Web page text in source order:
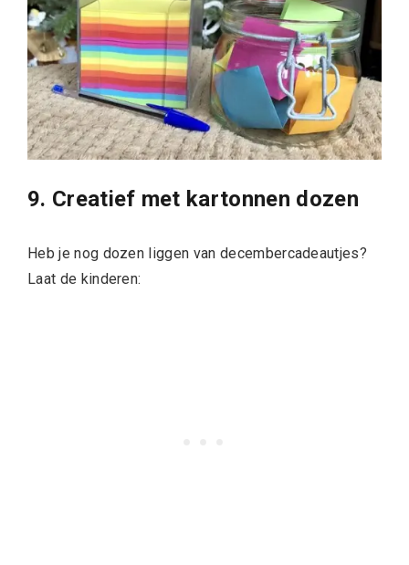
9. Creatief met kartonnen dozen
Heb je nog dozen liggen van decembercadeautjes?
Laat de kinderen: